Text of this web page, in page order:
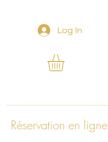
Log In
Réservation en ligne